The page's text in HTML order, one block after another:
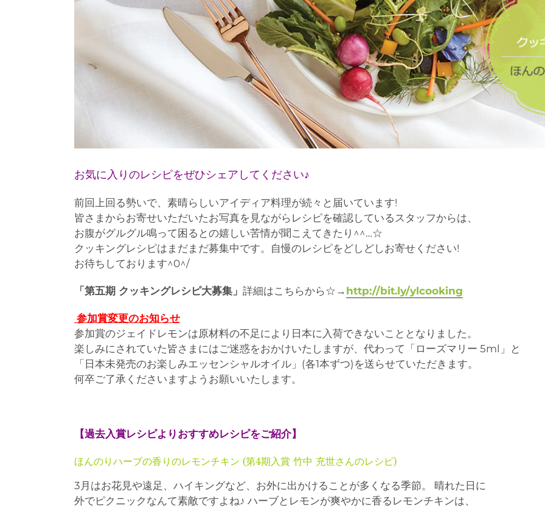
お気に入りのレシピをぜひシェアしてください♪
前回上回る勢いで、素晴らしいアイディア料理が続々と届いています!
皆さまからお寄せいただいたお写真を見ながらレシピを確認しているスタッフからは、
お腹がグルグル鳴って困るとの嬉しい苦情が聞こえてきたり^^…☆
クッキングレシピはまだまだ募集中です。自慢のレシピをどしどしお寄せください!
お待ちしております^0^/
「第五期 クッキングレシピ大募集」 詳細はこちらから☆→ http://bit.ly/ylcooking
参加賞変更のお知らせ
参加賞のジェイドレモンは原材料の不足により日本に入荷できないこととなりました。
楽しみにされていた皆さまにはご迷惑をおかけいたしますが、代わって「ローズマリー 5ml」と
「日本未発売のお楽しみエッセンシャルオイル」(各1本ずつ)を送らせていただきます。
何卒ご了承くださいますようお願いいたします。
【過去入賞レシピよりおすすめレシピをご紹介】
ほんのりハーブの香りのレモンチキン (第4期入賞 竹中 充世さんのレシピ)
3月はお花見や遠足、ハイキングなど、お外に出かけることが多くなる季節。 晴れた日に
外でピクニックなんて素敵ですよね♪ ハーブとレモンが爽やかに香るレモンチキンは、